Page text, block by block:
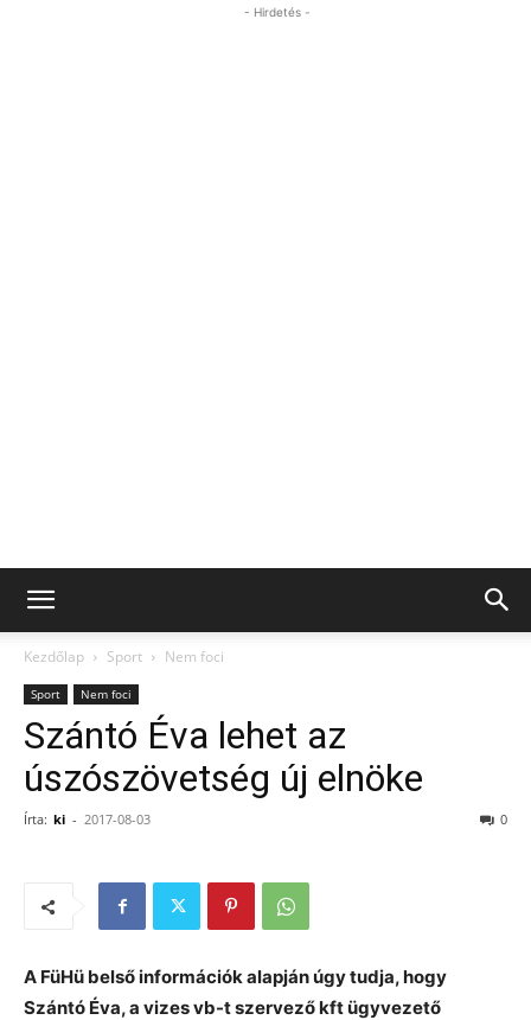
- Hirdetés -
Kezdőlap Sport Nem foci
Sport Nem foci
Szántó Éva lehet az
úszószövetség új elnöke
Írta: ki - 2017-08-03 0
A FüHü belső információk alapján úgy tudja, hogy
Szántó Éva, a vizes vb-t szervező kft ügyvezető